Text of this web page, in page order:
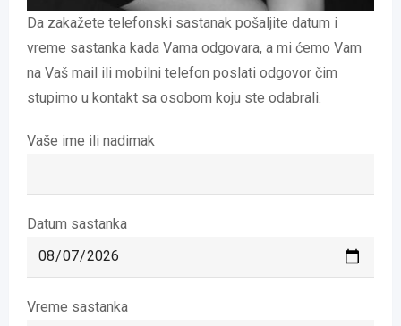
Da zakažete telefonski sastanak pošaljite datum i
vreme sastanka kada Vama odgovara, a mi ćemo Vam
na Vaš mail ili mobilni telefon poslati odgovor čim
stupimo u kontakt sa osobom koju ste odabrali.
Vaše ime ili nadimak
Datum sastanka
Vreme sastanka